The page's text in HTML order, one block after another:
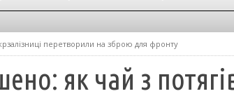
перетворили на зброю для фронту
як чай з